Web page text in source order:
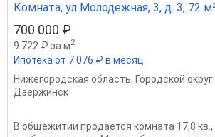
Комната, ул Молодежная, 3, д. 3, 72
700 000 ₽
9 722 ₽ за м2
Ипотека от 7 076 ₽ в месяц
Нижегородская область, Городской
Дзержинск
В общежитии продается комната 17,8